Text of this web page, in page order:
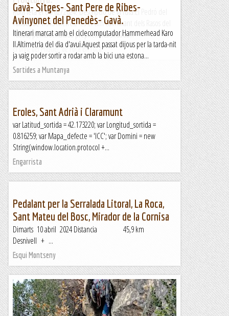
Ruta feta el 04/02/2024. Descripció de la ruta.El Pedró del
Tubau, de 1.543 metres, és el cim culminant dels Rasos del
Tubau, petita serralada prepirenaica situada...
El blog del Miquel, de roca en roca.
Gavà- Sitges- Sant Pere de Ribes-
Avinyonet del Penedès- Gavà.
Itinerari marcat amb el ciclecomputador Hammerhead Karo
II.Altimetria del dia d'avui.Aquest passat dijous per la tarda-nit
ja vaig poder sortir a rodar amb la bici una estona...
Sortides a Muntanya
Eroles, Sant Adrià i Claramunt
var Latitud_sortida = 42.173220; var Longitud_sortida =
0.816259; var Mapa_defecte = 'ICC'; var Domini = new
String(window.location.protocol +...
Engarrista
Pedalant per la Serralada Litoral, La Roca,
Sant Mateu del Bosc, Mirador de la Cornisa
Dimarts 10 abril 2024 Distancia 45,9 km
Desnivell + ...
Esqui Montseny